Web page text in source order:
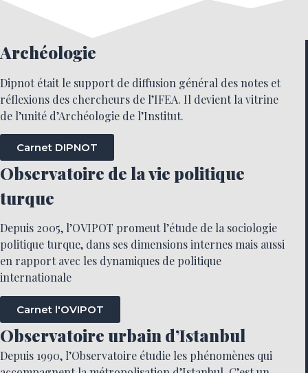
Archéologie
Dipnot était le support de diffusion général des notes et
réflexions des chercheurs de l’IFEA. Il devient la vitrine
de l’unité d’Archéologie de l’Institut.
Carnet DIPNOT
Observatoire de la vie politique
turque
Depuis 2005, l’OVIPOT promeut l’étude de la sociologie
politique turque, dans ses dimensions internes mais aussi
en rapport avec les dynamiques de politique
internationale
Carnet l'OVIPOT
Observatoire urbain d’Istanbul
Depuis 1990, l’Observatoire étudie les phénomènes qui